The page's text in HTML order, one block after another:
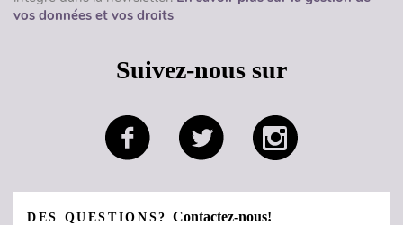
vos données et vos droits
Suivez-nous sur
DES QUESTIONS?Contactez-nous!